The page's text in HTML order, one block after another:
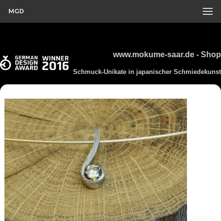
MGD
www.mokume-saar.de - Shop
Schmuck-Unikate in japanischer Schmiedekunst